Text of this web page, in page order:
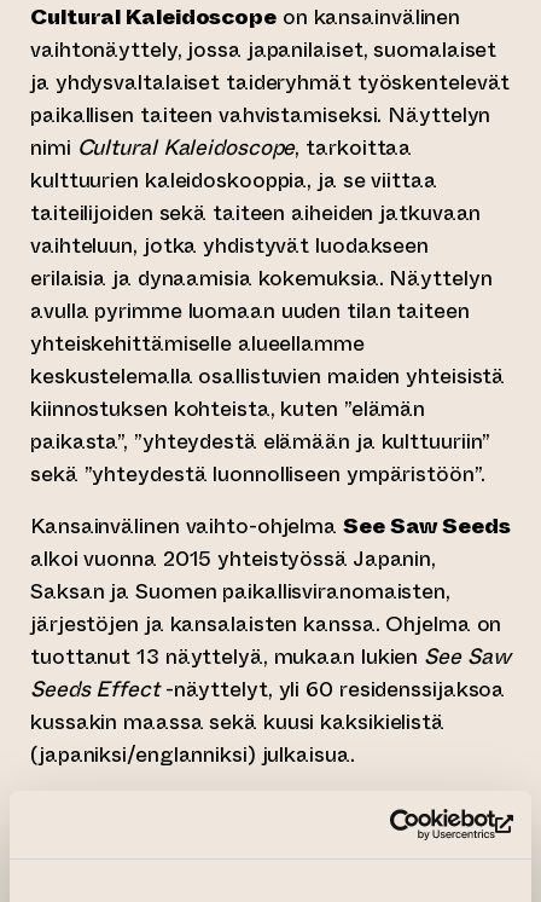
Cultural Kaleidoscopeon kansainvälinen
vaihtonäyttely, jossa japanilaiset, suomalaiset
ja yhdysvaltalaiset taideryhmät työskentelevät
paikallisen taiteen vahvistamiseksi. Näyttelyn
nimi Cultural Kaleidoscope, tarkoittaa
kulttuurien kaleidoskooppia, ja se viittaa
taiteilijoiden sekä taiteen aiheiden jatkuvaan
vaihteluun, jotka yhdistyvät luodakseen
erilaisia ja dynaamisia kokemuksia. Näyttelyn
avulla pyrimme luomaan uuden tilan taiteen
yhteiskehittämiselle alueellamme
keskustelemalla osallistuvien maiden yhteisistä
kiinnostuksen kohteista, kuten ”elämän
paikasta”, ”yhteydestä elämään ja kulttuuriin”
sekä ”yhteydestä luonnolliseen ympäristöön”.
Kansainvälinen vaihto-ohjelma See Saw Seeds
alkoi vuonna 2015 yhteistyössä Japanin,
Saksan ja Suomen paikallisviranomaisten,
järjestöjen ja kansalaisten kanssa. Ohjelma on
tuottanut 13 näyttelyä, mukaan lukien See Saw
Seeds Effect-näyttelyt, yli 60 residenssijaksoa
kussakin maassa sekä kuusi kaksikielistä
(japaniksi/englanniksi) julkaisua.
C.A.P. – Conferrence on Arts and Art